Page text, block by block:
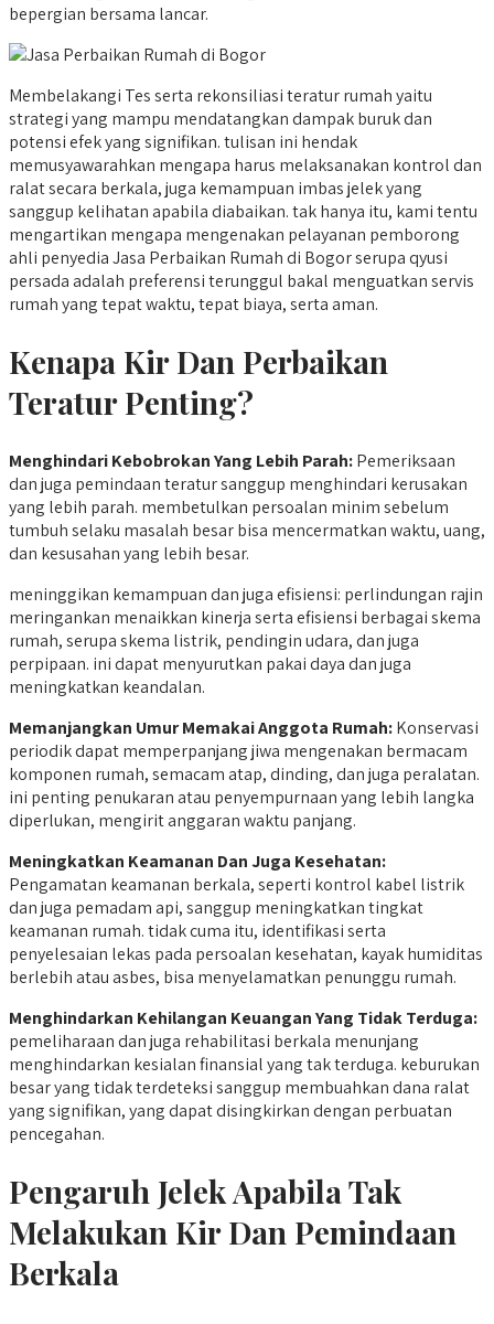
bepergian bersama lancar.
Membelakangi Tes serta rekonsiliasi teratur rumah yaitu
strategi yang mampu mendatangkan dampak buruk dan
potensi efek yang signifikan. tulisan ini hendak
memusyawarahkan mengapa harus melaksanakan kontrol dan
ralat secara berkala, juga kemampuan imbas jelek yang
sanggup kelihatan apabila diabaikan. tak hanya itu, kami tentu
mengartikan mengapa mengenakan pelayanan pemborong
ahli penyedia Jasa Perbaikan Rumah di Bogor serupa qyusi
persada adalah preferensi terunggul bakal menguatkan servis
rumah yang tepat waktu, tepat biaya, serta aman.
Kenapa Kir Dan Perbaikan
Teratur Penting?
Menghindari Kebobrokan Yang Lebih Parah:Pemeriksaan
dan juga pemindaan teratur sanggup menghindari kerusakan
yang lebih parah. membetulkan persoalan minim sebelum
tumbuh selaku masalah besar bisa mencermatkan waktu, uang,
dan kesusahan yang lebih besar.
meninggikan kemampuan dan juga efisiensi: perlindungan rajin
meringankan menaikkan kinerja serta efisiensi berbagai skema
rumah, serupa skema listrik, pendingin udara, dan juga
perpipaan. ini dapat menyurutkan pakai daya dan juga
meningkatkan keandalan.
Memanjangkan Umur Memakai Anggota Rumah:Konservasi
periodik dapat memperpanjang jiwa mengenakan bermacam
komponen rumah, semacam atap, dinding, dan juga peralatan.
ini penting penukaran atau penyempurnaan yang lebih langka
diperlukan, mengirit anggaran waktu panjang.
Meningkatkan Keamanan Dan Juga Kesehatan:
Pengamatan keamanan berkala, seperti kontrol kabel listrik
dan juga pemadam api, sanggup meningkatkan tingkat
keamanan rumah. tidak cuma itu, identifikasi serta
penyelesaian lekas pada persoalan kesehatan, kayak humiditas
berlebih atau asbes, bisa menyelamatkan penunggu rumah.
Menghindarkan Kehilangan Keuangan Yang Tidak Terduga:
pemeliharaan dan juga rehabilitasi berkala menunjang
menghindarkan kesialan finansial yang tak terduga. keburukan
besar yang tidak terdeteksi sanggup membuahkan dana ralat
yang signifikan, yang dapat disingkirkan dengan perbuatan
pencegahan.
Pengaruh Jelek Apabila Tak
Melakukan Kir Dan Pemindaan
Berkala